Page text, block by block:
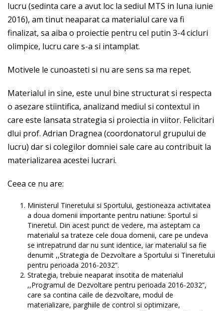
lucru (sedinta care a avut loc la sediul MTS in luna iunie
2016), am tinut neaparat ca materialul care va fi
finalizat, sa aiba o proiectie pentru cel putin 3-4 cicluri
olimpice, lucru care s-a si intamplat.
Motivele le cunoasteti si nu are sens sa ma repet.
Materialul in sine, este unul bine structurat si respecta
o asezare stiintifica, analizand mediul si contextul in
care este lansata strategia si proiectia in viitor. Felicitari
dlui prof. Adrian Dragnea (coordonatorul grupului de
lucru) dar si colegilor domniei sale care au contribuit la
materializarea acestei lucrari.
Ceea ce nu are:
Ministerul Tineretului si Sportului, gestioneaza activitatea
a doua domenii importante pentru natiune: Sportul si
Tineretul. Din acest punct de vedere, ma asteptam ca
materialul sa trateze cele doua domenii, care pe undeva
se intrepatrund dar nu sunt identice, iar materialul sa fie
denumit ,,Strategia de Dezvoltare a Sportului si Tineretului
pentru perioada 2016-2032”.
Strategia, trebuie neaparat insotita de materialul
,,Programul de Dezvoltare pentru perioada 2016-2032”,
care sa contina caile de dezvoltare, modul de
materializare, parghiile de control si optimizare,